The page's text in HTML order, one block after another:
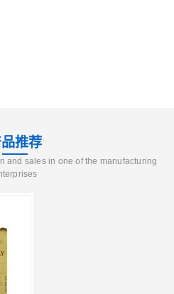
推荐
and sales in one of the manufacturing